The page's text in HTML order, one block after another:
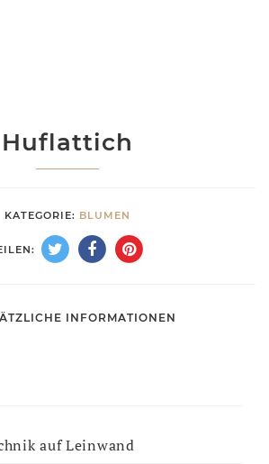
Huflattich
KATEGORIE: BLUMEN
INFORMATIONEN
auf Leinwand